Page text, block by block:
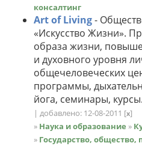
консалтинг
Art of Living-
«Искусство Жизни».
образа жизни,
и духовного уровня
общечеловеческих
программы,
йога, семинары, курсы.
| добавлено: 12-08-2011 [x]
» Наука и образование »
» Государство, общество,